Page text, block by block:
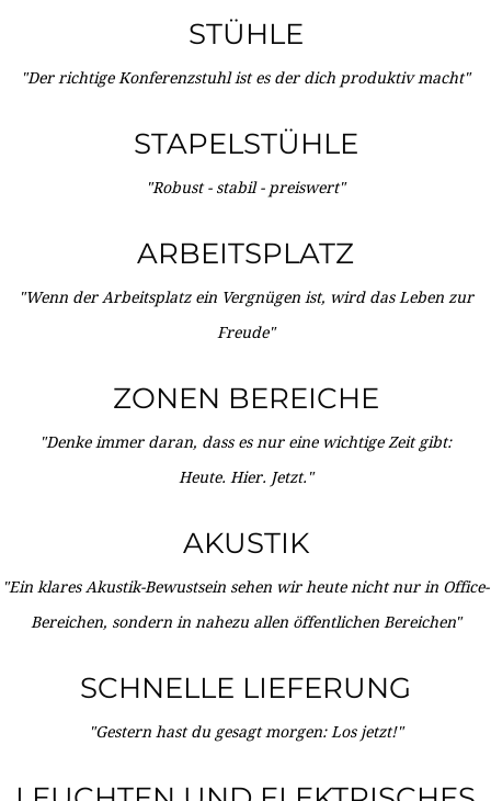
STÜHLE
"Der richtige Konferenzstuhl ist es der dich produktiv macht"
STAPELSTÜHLE
"Robust - stabil - preiswert"
ARBEITSPLATZ
"Wenn der Arbeitsplatz ein Vergnügen ist, wird das Leben zur
Freude"
ZONEN BEREICHE
"Denke immer daran, dass es nur eine wichtige Zeit gibt:
Heute. Hier. Jetzt."
AKUSTIK
"Ein klares Akustik-Bewustsein sehen wir heute nicht nur in Office-
Bereichen, sondern in nahezu allen öffentlichen Bereichen"
SCHNELLE LIEFERUNG
"Gestern hast du gesagt morgen: Los jetzt!"